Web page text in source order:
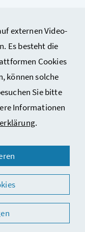
externen Video-
Es besteht die
Cookies
können solche
Sie bitte
Informationen
.
Gesundheit,